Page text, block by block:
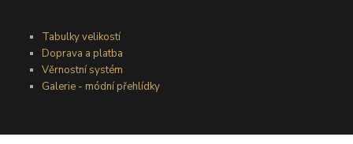
Tabulky velikostí
Doprava a platba
Věrnostní systém
Galerie - módní přehlídky